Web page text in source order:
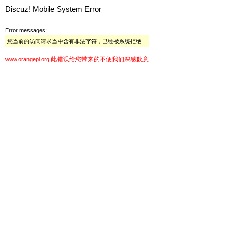
Discuz! Mobile System Error
Error messages:
您当前的访问请求当中含有非法字符，已经被系统拒绝
www.orangepi.org 此错误给您带来的不便我们深感歉意